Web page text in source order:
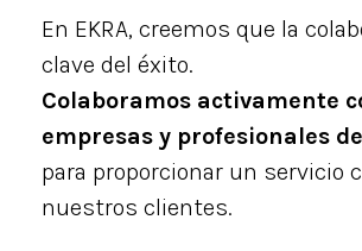
En EKRA, creemos que la
clave del éxito.
Colaboramos activamente
empresas y profesionales
para proporcionar un servicio
nuestros clientes.